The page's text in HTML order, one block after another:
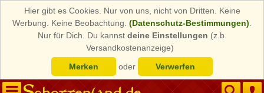
Hier gibt es Cookies. Nur von uns, nicht von Dritten. Keine
Werbung. Keine Beobachtung. (Datenschutz-Bestimmungen)
Nur für Dich. Du kannst deine Einstellungen (z.b.
Versandkostenanzeige)
Merken
oder Verwerfen